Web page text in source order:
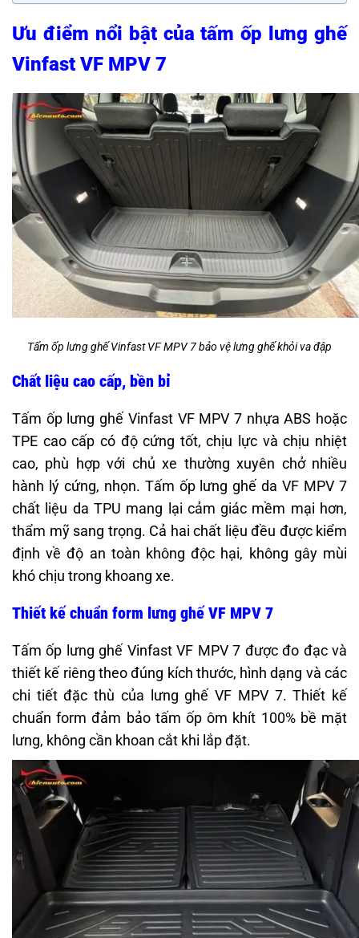
Ưu điểm nổi bật của tấm ốp lưng ghế
Vinfast VF MPV 7
Tấm ốp lưng ghế Vinfast VF MPV 7 bảo vệ lưng ghế khỏi va đập
Chất liệu cao cấp, bền bỉ
Tấm ốp lưng ghế Vinfast VF MPV 7 nhựa ABS hoặc
TPE cao cấp có độ cứng tốt, chịu lực và chịu nhiệt
cao, phù hợp với chủ xe thường xuyên chở nhiều
hành lý cứng, nhọn. Tấm ốp lưng ghế da VF MPV 7
chất liệu da TPU mang lại cảm giác mềm mại hơn,
thẩm mỹ sang trọng. Cả hai chất liệu đều được kiểm
định về độ an toàn không độc hại, không gây mùi
khó chịu trong khoang xe.
Thiết kế chuẩn form lưng ghế VF MPV 7
Tấm ốp lưng ghế Vinfast VF MPV 7 được đo đạc và
thiết kế riêng theo đúng kích thước, hình dạng và các
chi tiết đặc thù của lưng ghế VF MPV 7. Thiết kế
chuẩn form đảm bảo tấm ốp ôm khít 100% bề mặt
lưng, không cần khoan cắt khi lắp đặt.